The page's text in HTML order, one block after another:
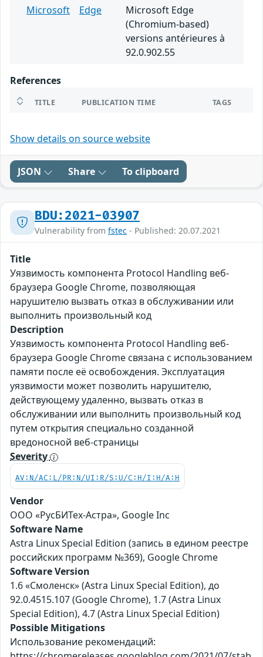
Microsoft Edge
Microsoft Edge
(Chromium-based)
versions antérieures à
92.0.902.55
References
TITLE PUBLICATION TIME TAGS
Show details on source website
JSON Share To clipboard
BDU:2021-03907
Vulnerability from fstec - Published: 20.07.2021
Title
Уязвимость компонента Protocol Handling веб-
браузера Google Chrome, позволяющая
нарушителю вызвать отказ в обслуживании или
выполнить произвольный код
Description
Уязвимость компонента Protocol Handling веб-
браузера Google Chrome связана с использованием
памяти после её освобождения. Эксплуатация
уязвимости может позволить нарушителю,
действующему удаленно, вызвать отказ в
обслуживании или выполнить произвольный код
путем открытия специально созданной
вредоносной веб-страницы
Severity
AV:N/AC:L/PR:N/UI:R/S:U/C:H/I:H/A:H
Vendor
ООО «РусБИТех-Астра», Google Inc
Software Name
Astra Linux Special Edition (запись в едином реестре
российских программ №369), Google Chrome
Software Version
1.6 «Смоленск» (Astra Linux Special Edition), до
92.0.4515.107 (Google Chrome), 1.7 (Astra Linux
Special Edition), 4.7 (Astra Linux Special Edition)
Possible Mitigations
Использование рекомендаций: